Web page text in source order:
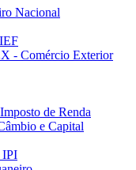
Nacional
- Comércio Exterior
de Renda
e Capital
IPI